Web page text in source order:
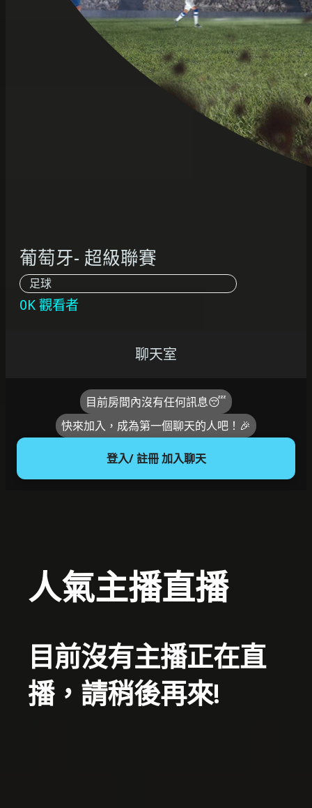
聊天室
目前房間內沒有任何訊息😴
快來加入，成為第一個聊天的人吧！🎉
登入/ 註冊 加入聊天
葡萄牙- 超級聯賽
足球
0K 觀看者
人氣主播直播
目前沒有主播正在直
播，請稍後再來!